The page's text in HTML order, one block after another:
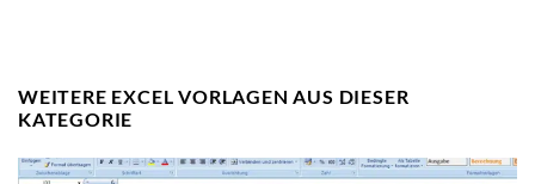
WEITERE EXCEL VORLAGEN AUS DIESER
KATEGORIE